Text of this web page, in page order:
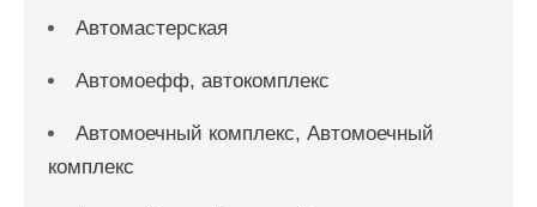
Автомастерская
Автомоефф, автокомплекс
Автомоечный комплекс, Автомоечный
комплекс